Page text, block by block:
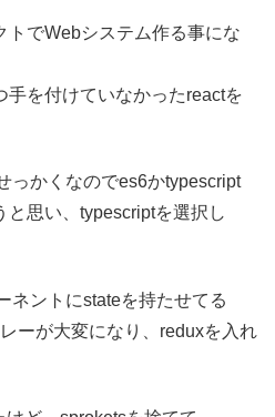
トでWebシステム作る事にな
手を付けていなかったreactを
っかくなのでes6かtypescript
思い、typescriptを選択し
ネントにstateを持たせてる
ーが大変になり、reduxを入れ